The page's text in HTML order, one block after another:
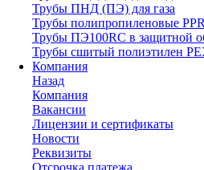
Трубы ПНД (ПЭ) для газа
Трубы полипропиленовые
Трубы ПЭ100RC в защитной
Трубы сшитый полиэтилен
Компания
Назад
Компания
Вакансии
Лицензии и сертификаты
Новости
Реквизиты
Отсрочка платежа